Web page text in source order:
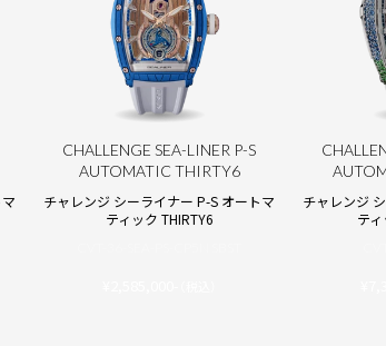
CHALLENGE SEA-LINER P-S
AUTOMATIC THIRTY6
チャレンジ シーライナー P-S オートマ
ティック THIRTY6
チャレンジ
テ